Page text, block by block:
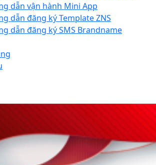
dẫn vận hành Mini App
dẫn đăng ký Template ZNS
dẫn đăng ký SMS Brandname